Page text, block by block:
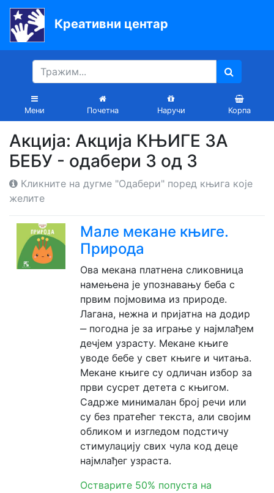
Креативни центар
Мени Почетна Наручи Корпа
Почетна
Књиге
Уџбеници
вртиће
Лектира
Акције
Блог
Latinica
Акција: Акција КЊИГЕ ЗА
БЕБУ - одабери 3 од 3
Кликните на дугме "Одабери" поред књига које
желите
Мале мекане књиге.
Природа
Ова мекана платнена сликовница
намењена је упознавању беба с
првим појмовима из природе.
Лагана, нежна и пријатна на додир
‒ погодна је за играње у најмлађем
дечјем узрасту. Мекане књиге
уводе бебе у свет књиге и читања.
Мекане књиге су одличан избор за
први сусрет детета с књигом.
Садрже минималан број речи или
су без пратећег текста, али својим
обликом и изгледом подстичу
стимулацију свих чула код деце
најмлађег узраста.
Остварите 50% попуста на